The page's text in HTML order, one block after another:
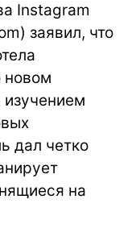
Instagram
заявил, что
новом
дал четко
на